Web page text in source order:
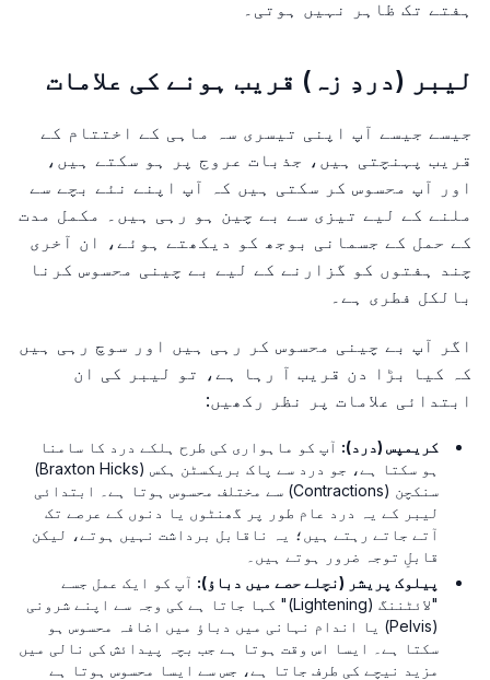
ہفتے تک ظاہر نہیں ہوتی۔
لیبر (دردِ زہ) قریب ہونے کی علامات
جیسے جیسے آپ اپنی تیسری سہ ماہی کے اختتام کے
قریب پہنچتی ہیں، جذبات عروج پر ہو سکتے ہیں،
اور آپ محسوس کر سکتی ہیں کہ آپ اپنے نئے بچے سے
ملنے کے لیے تیزی سے بے چین ہو رہی ہیں۔ مکمل مدت
کے حمل کے جسمانی بوجھ کو دیکھتے ہوئے، ان آخری
چند ہفتوں کو گزارنے کے لیے بے چینی محسوس کرنا
بالکل فطری ہے۔
اگر آپ بے چینی محسوس کر رہی ہیں اور سوچ رہی ہیں
کہ کیا بڑا دن قریب آ رہا ہے، تو لیبر کی ان
ابتدائی علامات پر نظر رکھیں:
کریمپس (درد): آپ کو ماہواری کی طرح ہلکے درد کا سامنا
ہو سکتا ہے، جو درد سے پاک بریکسٹن ہکس (Braxton Hicks)
سنکچن (Contractions) سے مختلف محسوس ہوتا ہے۔ ابتدائی
لیبر کے یہ درد عام طور پر گھنٹوں یا دنوں کے عرصے تک
آتے جاتے رہتے ہیں؛ یہ ناقابل برداشت نہیں ہوتے، لیکن
قابلِ توجہ ضرور ہوتے ہیں۔
پیلوک پریشر (نچلے حصے میں دباؤ): آپ کو ایک عمل جسے
"لائٹننگ (Lightening)" کہا جاتا ہے کی وجہ سے اپنے شرونی
(Pelvis) یا اندام نہانی میں دباؤ میں اضافہ محسوس ہو
سکتا ہے۔ ایسا اس وقت ہوتا ہے جب بچہ پیدائش کی نالی میں
مزید نیچے کی طرف جاتا ہے، جس سے ایسا محسوس ہوتا ہے